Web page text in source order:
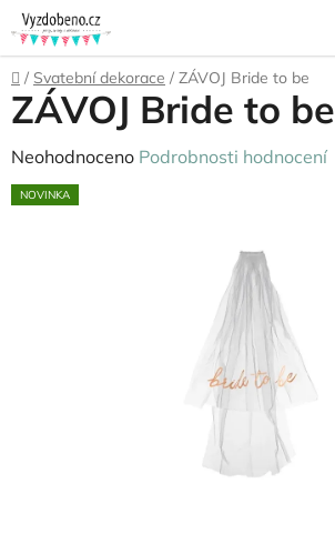
Přejít
na
obsah
Domů
/ Svatební dekorace / ZÁVOJ Bride to be
ZÁVOJ Bride to be
Průměrné
hodnocení
Neohodnoceno Podrobnosti hodnocení
NOVINKA